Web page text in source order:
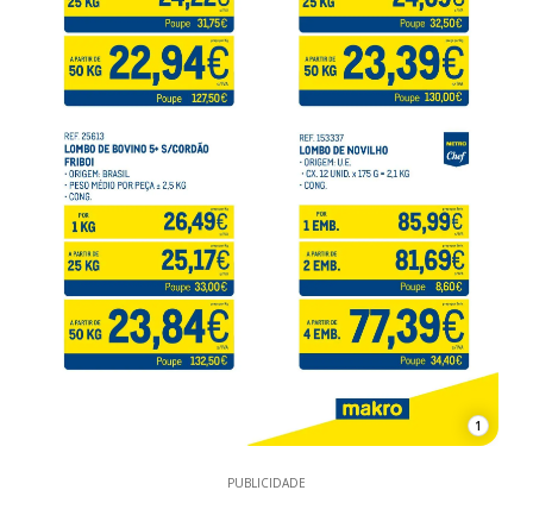
1
PUBLICIDADE